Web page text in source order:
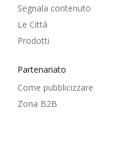
Segnala contenuto
Le Città
Prodotti
Partenariato
Come pubblicizzare
Zona B2B